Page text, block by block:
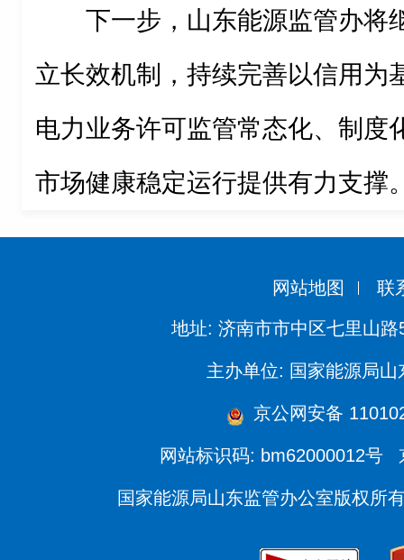
下一步，山东能源监管办将
立长效机制，持续完善以信用为
电力业务许可监管常态化、制度
市场健康稳定运行提供有力支撑
网站地图 联
地址: 济南市市中区七里山路
主办单位: 国家能源局山
京公网安备
网站标识码: bm62000012号
国家能源局山东监管办公室版权所